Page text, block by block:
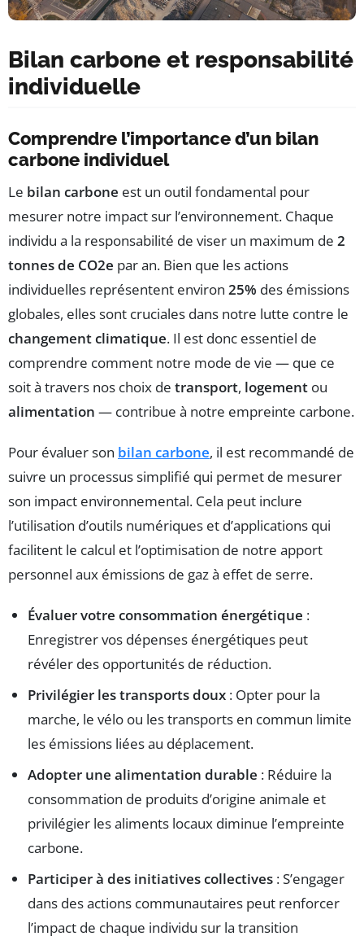
Bilan carbone et responsabilité
individuelle
Comprendre l’importance d’un bilan
carbone individuel
Le bilan carbone est un outil fondamental pour
mesurer notre impact sur l’environnement. Chaque
individu a la responsabilité de viser un maximum de 2
tonnes de CO2e par an. Bien que les actions
individuelles représentent environ 25% des émissions
globales, elles sont cruciales dans notre lutte contre le
changement climatique. Il est donc essentiel de
comprendre comment notre mode de vie — que ce
soit à travers nos choix de transport, logement ou
alimentation — contribue à notre empreinte carbone.
Pour évaluer son bilan carbone, il est recommandé de
suivre un processus simplifié qui permet de mesurer
son impact environnemental. Cela peut inclure
l’utilisation d’outils numériques et d’applications qui
facilitent le calcul et l’optimisation de notre apport
personnel aux émissions de gaz à effet de serre.
Évaluer votre consommation énergétique :
Enregistrer vos dépenses énergétiques peut
révéler des opportunités de réduction.
Privilégier les transports doux : Opter pour la
marche, le vélo ou les transports en commun limite
les émissions liées au déplacement.
Adopter une alimentation durable : Réduire la
consommation de produits d’origine animale et
privilégier les aliments locaux diminue l’empreinte
carbone.
Participer à des initiatives collectives : S’engager
dans des actions communautaires peut renforcer
l’impact de chaque individu sur la transition